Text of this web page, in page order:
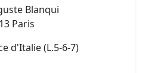
Blanqui
Paris
d'Italie (L.5-6-7)